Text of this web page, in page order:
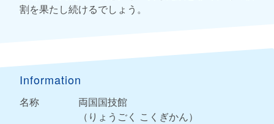
割を果たし続けるでしょう。
Information
名称
両国国技館
（りょうごく こくぎかん）